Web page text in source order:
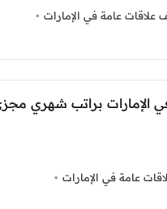
علاقات عامة في الإمارات
الإمارات براتب شهري
عامة في الإمارات